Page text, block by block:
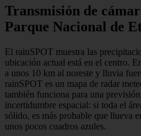
Transmisión de
Parque Nacional de
El rainSPOT muestra las
ubicación actual está en el centro.
a unos 10 km al noreste y lluvia
rainSPOT es un mapa de radar
también funciona para una
incertidumbre espacial: si toda el
sólido, es más probable que llueva
unos pocos cuadros azules.